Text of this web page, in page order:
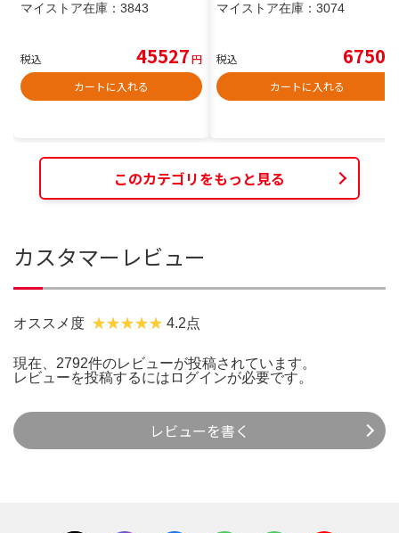
マイストア在庫： 3843
税込 45527円
カートに入れる
マイストア在庫： 3074
税込 6750
カートに入れる
このカテゴリをもっと見る
カスタマーレビュー
オススメ度 4.2点
現在、2792件のレビューが投稿されています。
レビューを投稿するには ログインが必要です。
レビューを書く